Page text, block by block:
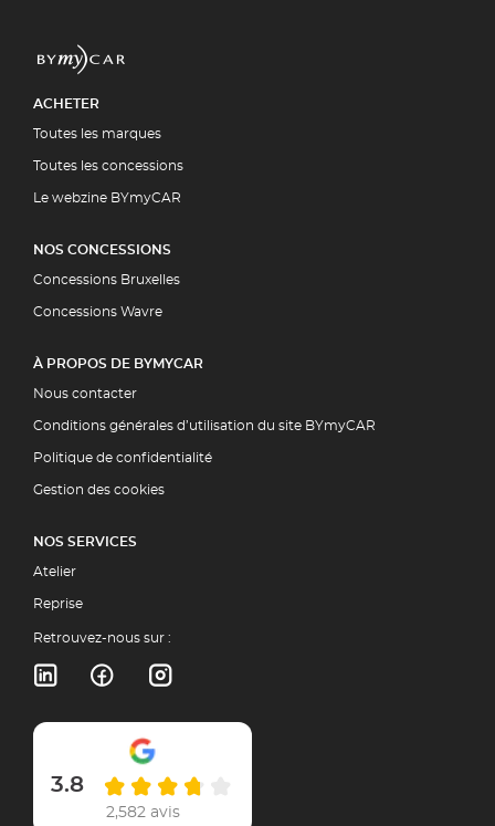
ACHETER
Toutes les marques
Toutes les concessions
Le webzine BYmyCAR
NOS CONCESSIONS
Concessions Bruxelles
Concessions Wavre
À PROPOS DE BYMYCAR
Nous contacter
Conditions générales d’utilisation du site BYmyCAR
Politique de confidentialité
Gestion des cookies
NOS SERVICES
Atelier
Reprise
Retrouvez-nous sur :
3.8
2,582 avis